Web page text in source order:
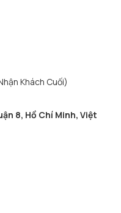
Khách Cuối)
8, Hồ Chí Minh, Việt